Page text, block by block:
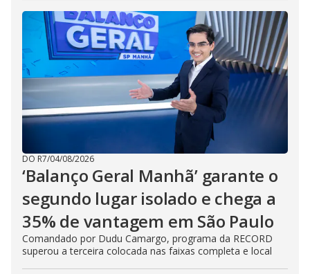
DO R7/04/08/2026
‘Balanço Geral Manhã’ garante o
segundo lugar isolado e chega a
35% de vantagem em São Paulo
Comandado por Dudu Camargo, programa da RECORD
superou a terceira colocada nas faixas completa e local